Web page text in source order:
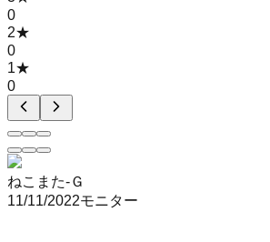
0
2★
0
1★
0
ねこまた-Ｇ
11/11/2022モニター